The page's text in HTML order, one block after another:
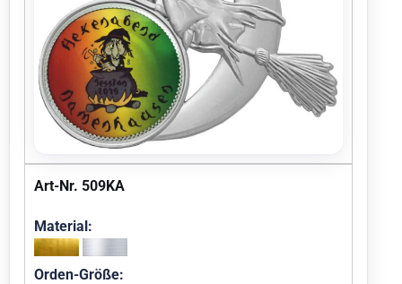
Art-Nr. 509KA
Material:
Orden-Größe: